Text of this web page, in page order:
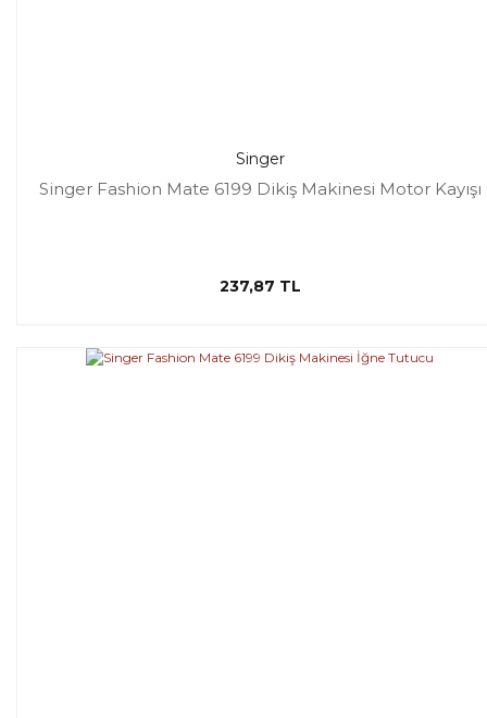
Singer
Singer Fashion Mate 6199 Dikiş Makinesi Motor Kayışı
237,87 TL